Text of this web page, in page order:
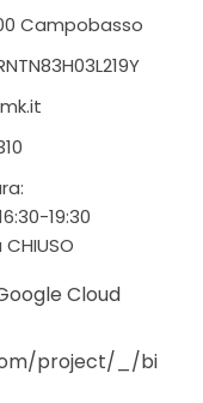
Campobasso
19:30
Cloud
project/_/bi